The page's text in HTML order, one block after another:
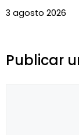
3 agosto 2026
Publicar